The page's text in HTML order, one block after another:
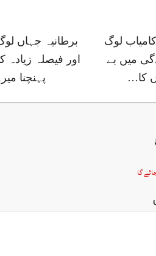
لوگ
میں بے
کا…
برطانیہ جہاں
اور فیصلہ زیادہ
پہنچنا
گا